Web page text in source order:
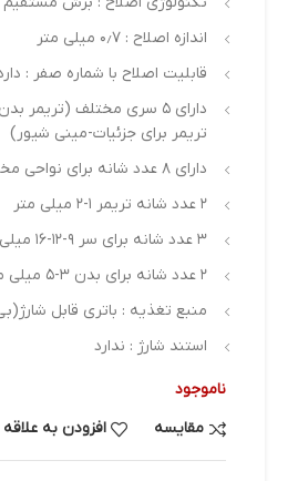
اندازه اصلاح : ۰٫۷ میلی متر
قابلیت اصلاح با شماره صفر :
دارای ۵ سری مختلف (تریمر
تریمر برای جزئیات-مینی شیور)
دارای ۸ عدد شانه برای نواحی مختلف بدن
۲ عدد شانه تریمر ۱-۲ میلی متر
۳ عدد شانه برای سر ۹-۱۲-۱۶ میلی متر
۲ عدد شانه برای بدن ۳-۵ میلی متر
منبع تغذیه : باتری قابل
استند شارژ : ندارد
ناموجود
مقایسه
افزودن به